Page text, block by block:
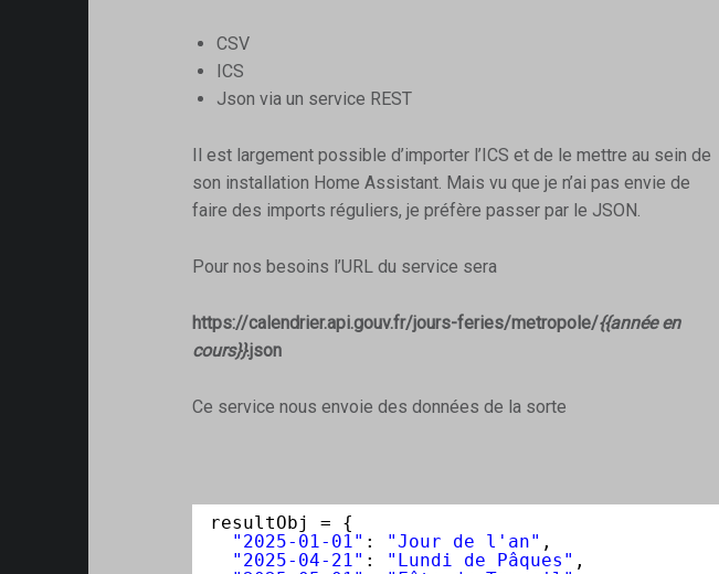
CSV
ICS
Json via un service REST
Il est largement possible d’importer l’ICS et de le mettre au sein de
son installation Home Assistant. Mais vu que je n’ai pas envie de
faire des imports réguliers, je préfère passer par le JSON.
Pour nos besoins l’URL du service sera
https://calendrier.api.gouv.fr/jours-feries/metropole/{{année en
cours}}.json
Ce service nous envoie des données de la sorte
resultObj = {
"2025-01-01" : "Jour de l'an" ,
"2025-04-21" : "Lundi de Pâques" ,